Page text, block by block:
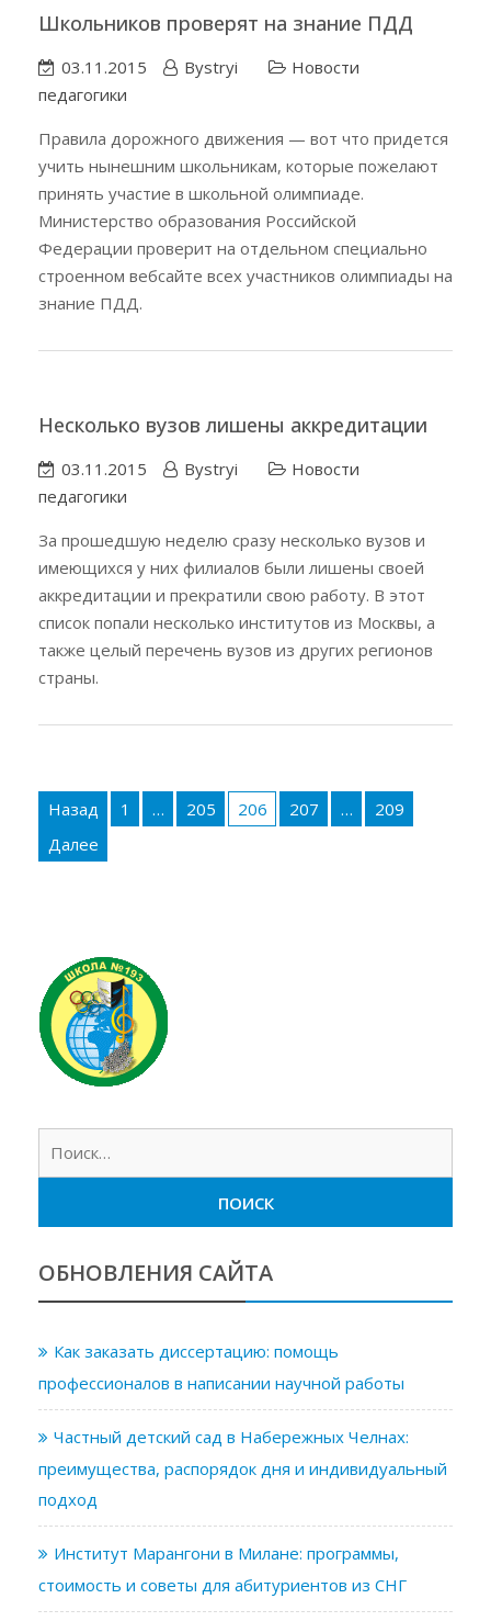
Школьников проверят на знание ПДД
03.11.2015 Bystryi
Новости
педагогики
Правила дорожного движения — вот что придется
учить нынешним школьникам, которые пожелают
принять участие в школьной олимпиаде.
Министерство образования Российской
Федерации проверит на отдельном специально
строенном вебсайте всех участников олимпиады на
знание ПДД.
Несколько вузов лишены аккредитации
03.11.2015 Bystryi
Новости
педагогики
За прошедшую неделю сразу несколько вузов и
имеющихся у них филиалов были лишены своей
аккредитации и прекратили свою работу. В этот
список попали несколько институтов из Москвы, а
также целый перечень вузов из других регионов
страны.
записей
Назад 1 … 205 206 207 …
209
Далее
ОБНОВЛЕНИЯ САЙТА
Как заказать диссертацию: помощь
профессионалов в написании научной работы
Частный детский сад в Набережных Челнах:
преимущества, распорядок дня и индивидуальный
подход
Институт Марангони в Милане: программы,
стоимость и советы для абитуриентов из СНГ